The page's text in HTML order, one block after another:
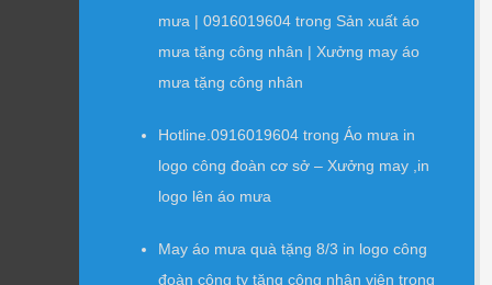
mưa | 0916019604 trong Sản xuất áo
mưa tặng công nhân | Xưởng may áo
mưa tặng công nhân
Hotline.0916019604 trong Áo mưa in
logo công đoàn cơ sở – Xưởng may ,in
logo lên áo mưa
May áo mưa quà tặng 8/3 in logo công
đoàn công ty tặng công nhân viên trong